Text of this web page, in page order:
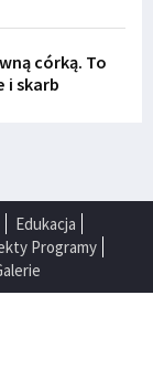
córką. To
i skarb
Edukacja
Programy